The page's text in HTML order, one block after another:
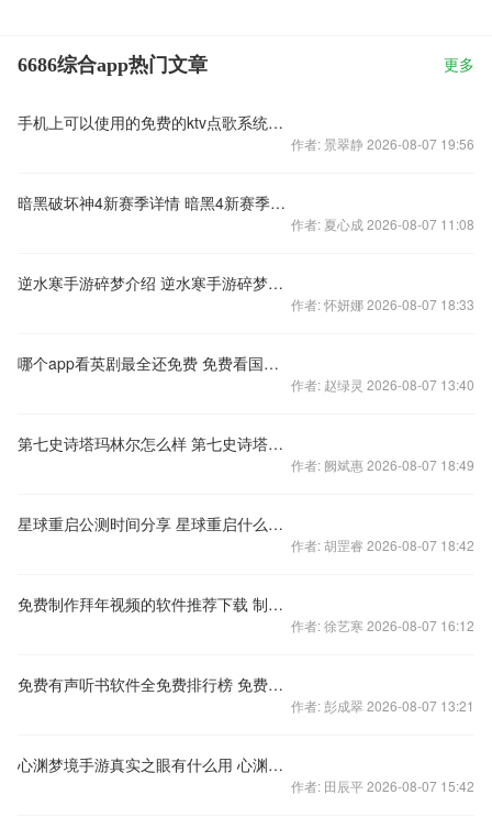
6686综合app热门文章 更多
手机上可以使用的免费的ktv点歌系统软件 好用的点歌软件有哪些
作者: 景翠静 2026-08-07 19:56
暗黑破坏神4新赛季详情 暗黑4新赛季内容简介
作者: 夏心成 2026-08-07 11:08
逆水寒手游碎梦介绍 逆水寒手游碎梦职业详解
作者: 怀妍娜 2026-08-07 18:33
哪个app看英剧最全还免费 免费看国外影视剧的软件推荐
作者: 赵绿灵 2026-08-07 13:40
第七史诗塔玛林尔怎么样 第七史诗塔玛林尔强度介绍
作者: 阙斌惠 2026-08-07 18:49
星球重启公测时间分享 星球重启什么时候公测
作者: 胡罡睿 2026-08-07 18:42
免费制作拜年视频的软件推荐下载 制作拜年视频软件有哪些
作者: 徐艺寒 2026-08-07 16:12
免费有声听书软件全免费排行榜 免费听书软件有哪些
作者: 彭成翠 2026-08-07 13:21
心渊梦境手游真实之眼有什么用 心渊梦境手游真实之眼用处一览
作者: 田辰平 2026-08-07 15:42